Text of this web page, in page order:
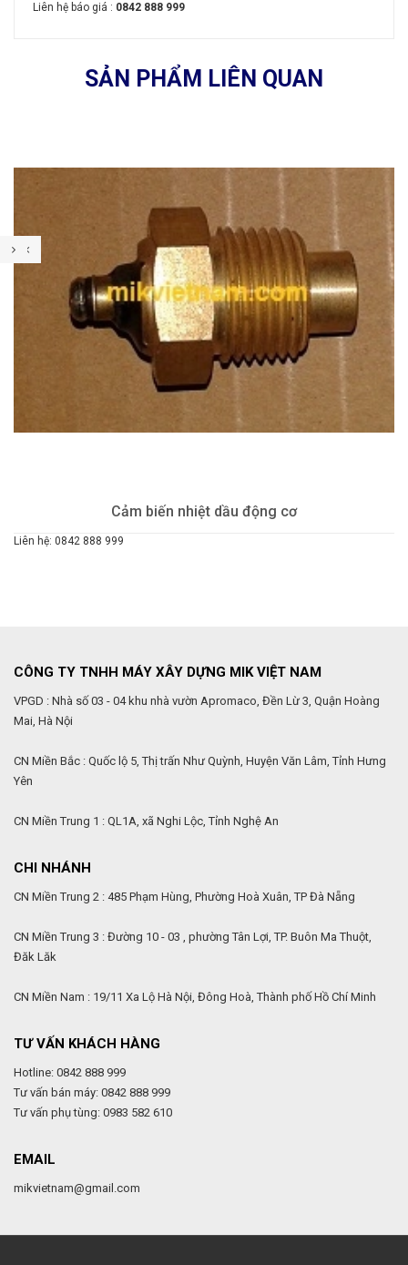
Liên hệ báo giá : 0842 888 999
SẢN PHẨM LIÊN QUAN
Cảm biến nhiệt dầu động cơ
Liên hệ: 0842 888 999
CÔNG TY TNHH MÁY XÂY DỰNG MIK VIỆT NAM
VPGD : Nhà số 03 - 04 khu nhà vườn Apromaco, Đền Lừ 3, Quận Hoàng
Mai, Hà Nội
CN Miền Bắc : Quốc lộ 5, Thị trấn Như Quỳnh, Huyện Văn Lâm, Tỉnh Hưng
Yên
CN Miền Trung 1 : QL1A, xã Nghi Lộc, Tỉnh Nghệ An
CHI NHÁNH
CN Miền Trung 2 : 485 Phạm Hùng, Phường Hoà Xuân, TP Đà Nẵng
CN Miền Trung 3 : Đường 10 - 03 , phường Tân Lợi, TP. Buôn Ma Thuột,
Đăk Lăk
CN Miền Nam : 19/11 Xa Lộ Hà Nội, Đông Hoà, Thành phố Hồ Chí Minh
TƯ VẤN KHÁCH HÀNG
Hotline: 0842 888 999
Tư vấn bán máy: 0842 888 999
Tư vấn phụ tùng: 0983 582 610
EMAIL
mikvietnam@gmail.com